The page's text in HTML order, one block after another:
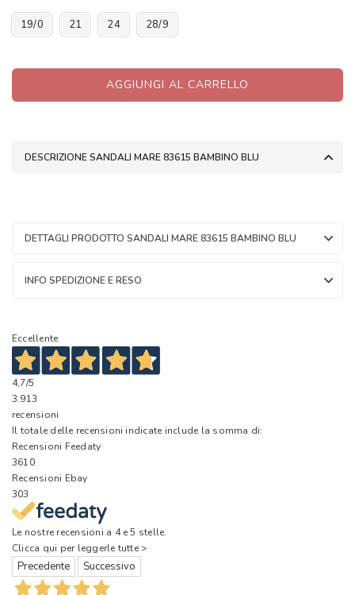
19/0 21 24 28/9
AGGIUNGI AL CARRELLO
DESCRIZIONE SANDALI MARE 83615 BAMBINO BLU
DETTAGLI PRODOTTO SANDALI MARE 83615 BAMBINO BLU
INFO SPEDIZIONE E RESO
Eccellente
4,7/5
3.913
recensioni
Il totale delle recensioni indicate include la somma di:
Recensioni Feedaty
3610
Recensioni Ebay
303
Le nostre recensioni a 4 e 5 stelle.
Clicca qui per leggerle tutte >
Precedente Successivo